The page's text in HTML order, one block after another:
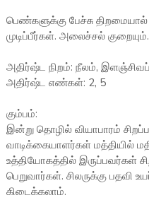
பெண்களுக்கு பேச்சு
முடிப்பீர்கள். அலைச்சல் குறையும்.
அதிர்ஷ்ட நிறம்: நீலம்,
அதிர்ஷ்ட எண்கள்: 2, 5
கும்பம்:
இன்று தொழில் வியாபாரம்
வாடிக்கையாளர்கள் மத்தியில்
உத்தியோகத்தில் இருப்பவர்கள்
பெறுவார்கள். சிலருக்கு பதவி
கிடைக்கலாம்.